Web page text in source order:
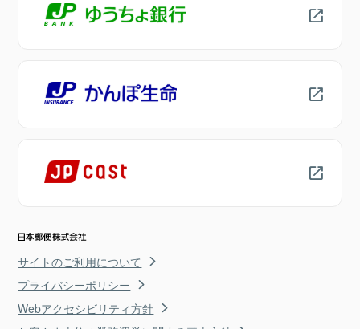
サイトのご利用について
プライバシーポリシー
Webアクセシビリティ方針